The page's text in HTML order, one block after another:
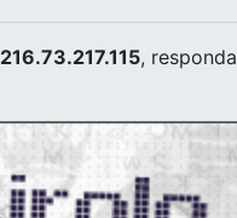
216.73.217.115,